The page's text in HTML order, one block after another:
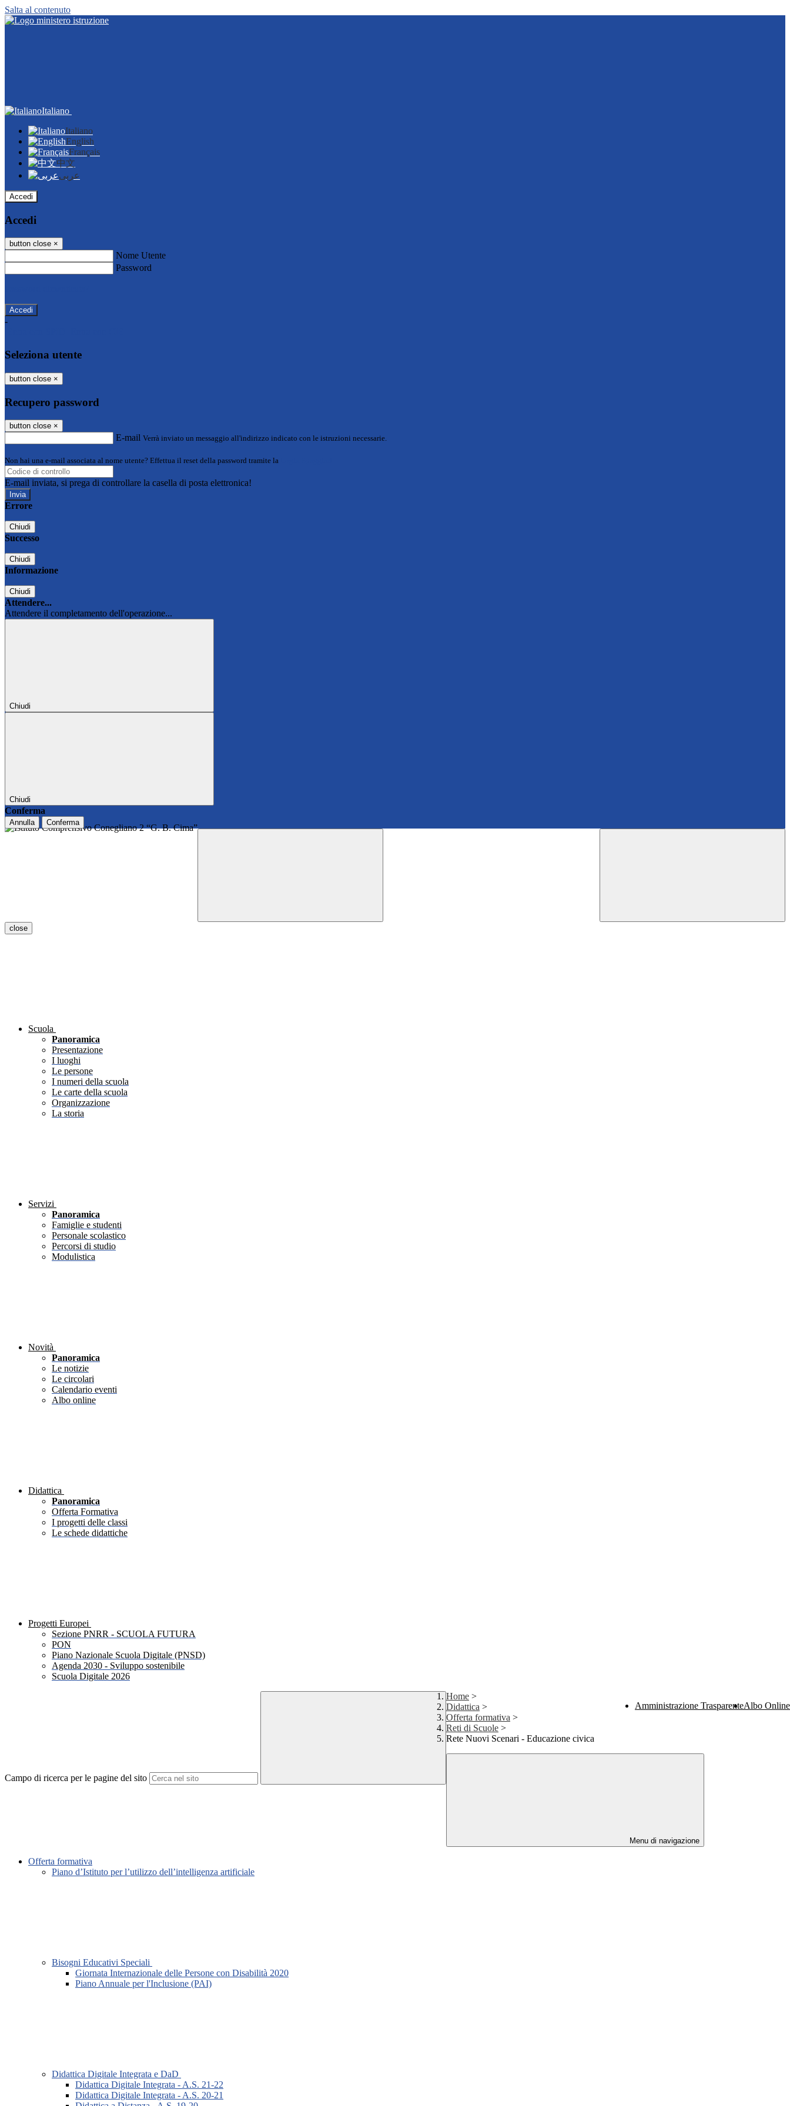
Salta al contenuto
Italiano
Italiano
English
Français
中文
عربى
Accedi
Accedi
button close ×
Nome Utente
Password
-
Seleziona utente
button close ×
Recupero password
button close ×
E-mail Verrà inviato un messaggio all'indirizzo indicato con le istruzioni necessarie.
Non hai una e-mail associata al nome utente? Effettua il reset della password tramite la
E-mail inviata, si prega di controllare la casella di posta elettronica!
Errore
Chiudi
Successo
Chiudi
Informazione
Chiudi
Attendere...
Attendere il completamento dell'operazione...
Chiudi
Chiudi
Conferma
Annulla Conferma
close
Scuola
Panoramica
Presentazione
I luoghi
Le persone
I numeri della scuola
Le carte della scuola
Organizzazione
La storia
Servizi
Panoramica
Famiglie e studenti
Personale scolastico
Percorsi di studio
Modulistica
Novità
Panoramica
Le notizie
Le circolari
Calendario eventi
Albo online
Didattica
Panoramica
Offerta Formativa
I progetti delle classi
Le schede didattiche
Progetti Europei
Sezione PNRR - SCUOLA FUTURA
PON
Piano Nazionale Scuola Digitale (PNSD)
Agenda 2030 - Sviluppo sostenibile
Scuola Digitale 2026
Amministrazione TrasparenteAlbo Online
Campo di ricerca per le pagine del sito
Home >
Didattica >
Offerta formativa >
Reti di Scuole >
Rete Nuovi Scenari - Educazione civica
Menu di navigazione
Offerta formativa
Piano d’Istituto per l’utilizzo dell’intelligenza artificiale
Bisogni Educativi Speciali
Giornata Internazionale delle Persone con Disabilità 2020
Piano Annuale per l'Inclusione (PAI)
Didattica Digitale Integrata e DaD
Didattica Digitale Integrata - A.S. 21-22
Didattica Digitale Integrata - A.S. 20-21